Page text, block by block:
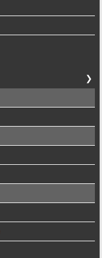
❯